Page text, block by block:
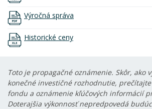
Výročná správa
Historické ceny
Toto je propagačné oznámenie. Skôr, ako
konečné investičné rozhodnutie,
fondu a oznámenie kľúčových informácií
Doterajšia výkonnosť nepredpovedá